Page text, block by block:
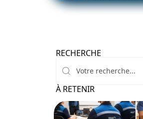
RECHERCHE
À RETENIR